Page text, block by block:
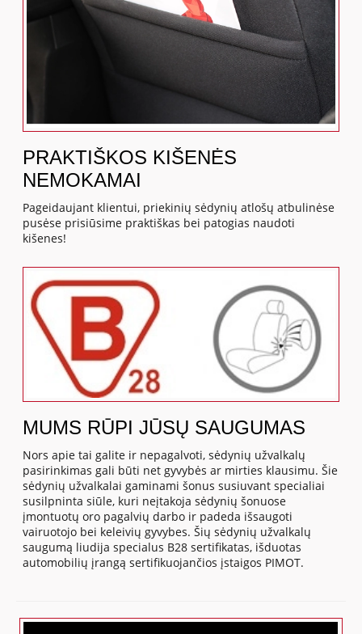
PRAKTIŠKOS KIŠENĖS
NEMOKAMAI
Pageidaujant klientui, priekinių sėdynių atlošų atbulinėse
pusėse prisiūsime praktiškas bei patogias naudoti
kišenes!
MUMS RŪPI JŪSŲ SAUGUMAS
Nors apie tai galite ir nepagalvoti, sėdynių užvalkalų
pasirinkimas gali būti net gyvybės ar mirties klausimu. Šie
sėdynių užvalkalai gaminami šonus susiuvant specialiai
susilpninta siūle, kuri neįtakoja sėdynių šonuose
įmontuotų oro pagalvių darbo ir padeda išsaugoti
vairuotojo bei keleivių gyvybes. Šių sėdynių užvalkalų
saugumą liudija specialus B28 sertifikatas, išduotas
automobilių įrangą sertifikuojančios įstaigos PIMOT.